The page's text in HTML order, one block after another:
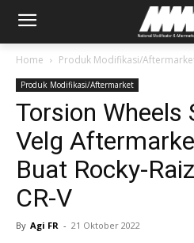
Home Produk Modifikasi/
Produk Modifikasi/Aftermarket
Torsion Wheels
Velg
Buat Rocky-
CR-V
By Agi FR - 21 Oktober 2022